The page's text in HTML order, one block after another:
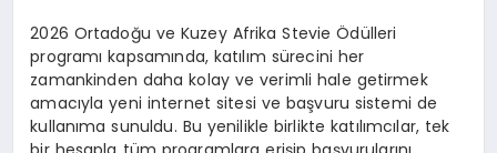
2026 Ortadoğu ve Kuzey Afrika Stevie Ödülleri
programı kapsamında, katılım sürecini her
zamankinden daha kolay ve verimli hale getirmek
amacıyla yeni internet sitesi ve başvuru sistemi de
kullanıma sunuldu. Bu yenilikle birlikte katılımcılar, tek